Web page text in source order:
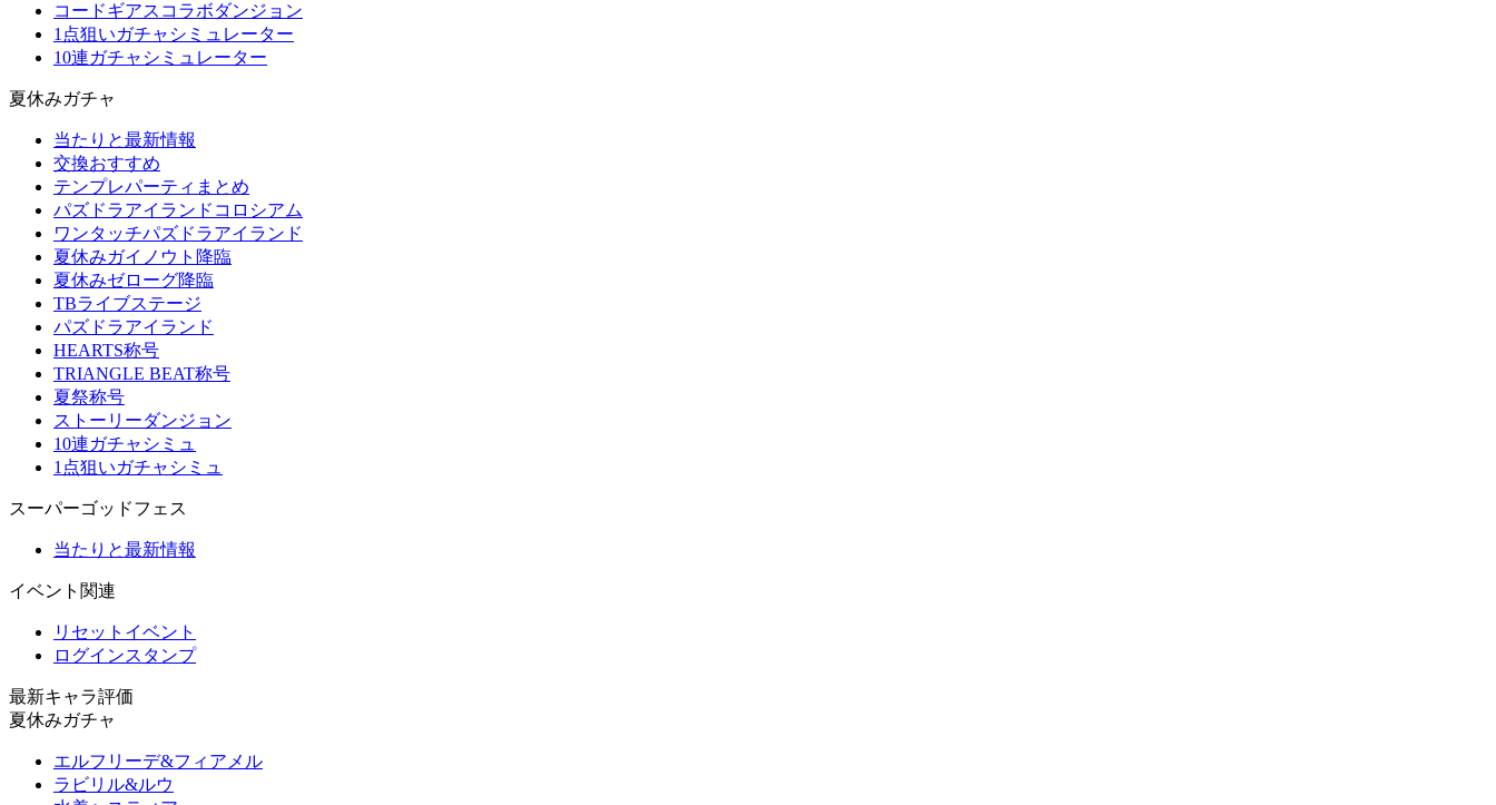
コードギアスコラボダンジョン
1点狙いガチャシミュレーター
10連ガチャシミュレーター
夏休みガチャ
当たりと最新情報
交換おすすめ
テンプレパーティまとめ
パズドラアイランドコロシアム
ワンタッチパズドラアイランド
夏休みガイノウト降臨
夏休みゼローグ降臨
TBライブステージ
パズドラアイランド
HEARTS称号
TRIANGLE BEAT称号
夏祭称号
ストーリーダンジョン
10連ガチャシミュ
1点狙いガチャシミュ
スーパーゴッドフェス
当たりと最新情報
イベント関連
リセットイベント
ログインスタンプ
最新キャラ評価
夏休みガチャ
エルフリーデ&フィアメル
ラビリル&ルウ